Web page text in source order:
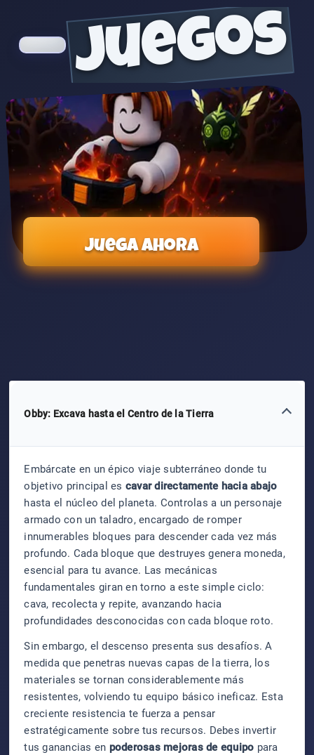
juegos
Juega ahora
Obby: Excava hasta el Centro de la Tierra
Embárcate en un épico viaje subterráneo donde tu
objetivo principal es cavar directamente hacia abajo
hasta el núcleo del planeta. Controlas a un personaje
armado con un taladro, encargado de romper
innumerables bloques para descender cada vez más
profundo. Cada bloque que destruyes genera moneda,
esencial para tu avance. Las mecánicas
fundamentales giran en torno a este simple ciclo:
cava, recolecta y repite, avanzando hacia
profundidades desconocidas con cada bloque roto.
Sin embargo, el descenso presenta sus desafíos. A
medida que penetras nuevas capas de la tierra, los
materiales se tornan considerablemente más
resistentes, volviendo tu equipo básico ineficaz. Esta
creciente resistencia te fuerza a pensar
estratégicamente sobre tus recursos. Debes invertir
tus ganancias en poderosas mejoras de equipo para